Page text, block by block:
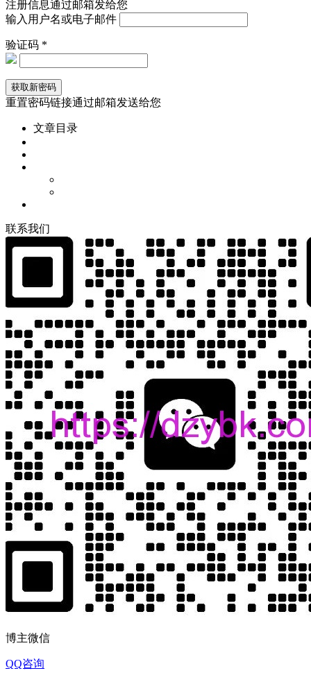
注册信息通过邮箱发给您
输入用户名或电子邮件
验证码 *
重置密码链接通过邮箱发送给您
文章目录
联系我们
博主微信
QQ咨询